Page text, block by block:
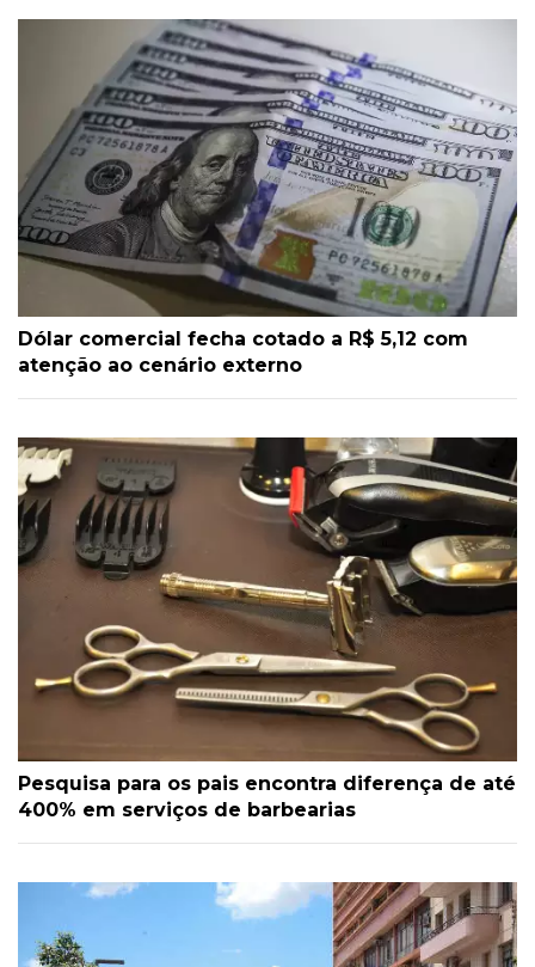
Dólar comercial fecha cotado a R$ 5,12 com
atenção ao cenário externo
Pesquisa para os pais encontra diferença de até
400% em serviços de barbearias